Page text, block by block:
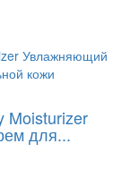
Moisturizer
для...